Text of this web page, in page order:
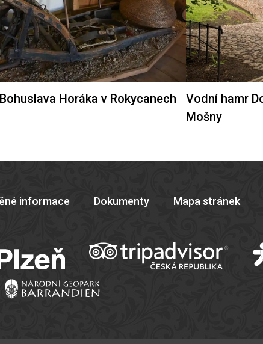
Horáka v Rokycanech
Vodní hamr
Mošny
informace Dokumenty Mapa stránek